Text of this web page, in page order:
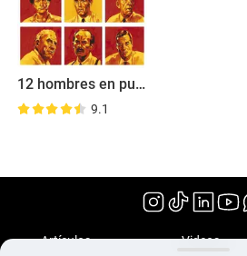
12 hombres en pugna
9.1
Artículos Videos